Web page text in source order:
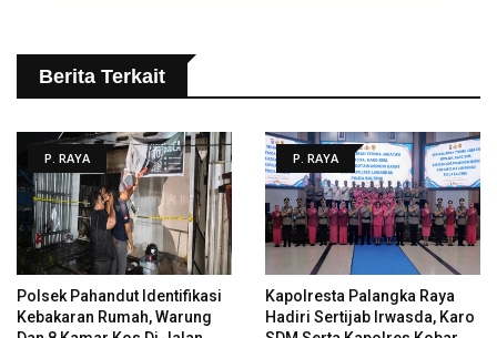
Berita Terkait
P. RAYA
Polsek Pahandut Identifikasi
Kebakaran Rumah, Warung
P. RAYA
Kapolresta Palangka Raya
Hadiri Sertijab Irwasda, Karo